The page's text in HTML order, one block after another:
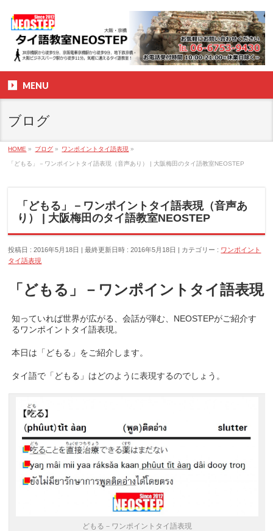
MENU
ブログ
HOME » ブログ » ワンポイントタイ語表現 »
「どもる」－ワンポイントタイ語表現（音声あり） | 大阪梅田のタイ語教室NEOSTEP
「どもる」－ワンポイントタイ語表現（音声あ
り） | 大阪梅田のタイ語教室NEOSTEP
投稿日 : 2016年5月18日 最終更新日時 : 2016年5月18日 カテゴリー : ワンポイント
タイ語表現
「どもる」－ワンポイントタイ語表現
知っていれば世界が広がる、会話が弾む、NEOSTEPがご紹介す
るワンポイントタイ語表現。
本日は「どもる」をご紹介します。
タイ語で「どもる」はどのように表現するのでしょう。
どもる－ワンポイントタイ語表現